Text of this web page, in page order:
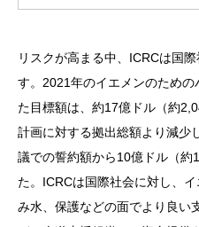
リスクが高まる中、ICRCは国
す。2021年のイエメンのため
た目標額は、約17億ドル（約
計画に対する拠出総額より減少
議での誓約額から10億ドル（約
た。ICRCは国際社会に対し、
み水、保護などの面でより良い